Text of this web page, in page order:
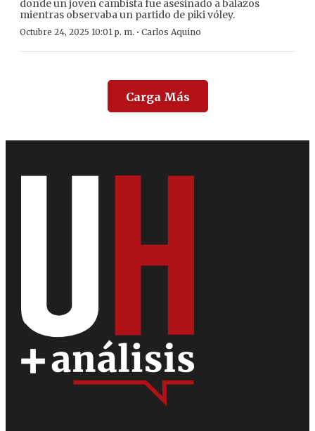
donde un joven cambista fue asesinado a balazos
mientras observaba un partido de piki vóley.
Octubre 24, 2025 10:01 p. m. · Carlos Aquino
Carga Más